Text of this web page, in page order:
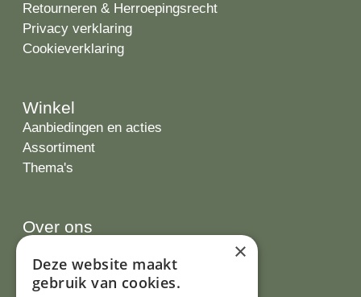
Retourneren & Herroepingsrecht
Privacy verklaring
Cookieverklaring
Winkel
Aanbiedingen en acties
Assortiment
Thema's
Over ons
Recepten
Tips
×
Deze website maakt
gebruik van cookies.